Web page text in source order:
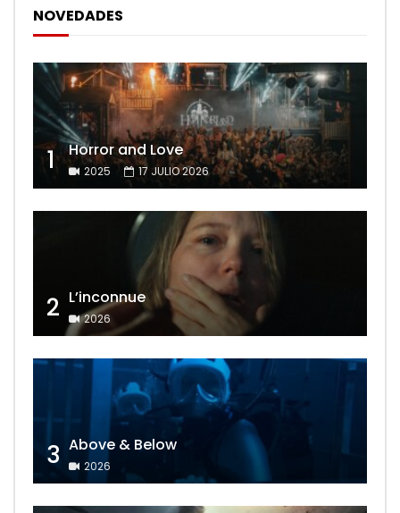
NOVEDADES
1 Horror and Love
2025 17 JULIO 2026
2 L’inconnue
2026
3 Above & Below
2026